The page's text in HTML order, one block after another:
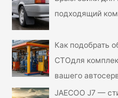
подходящий
Как подобрать
СТОдля
вашего
JAECOO J7 —